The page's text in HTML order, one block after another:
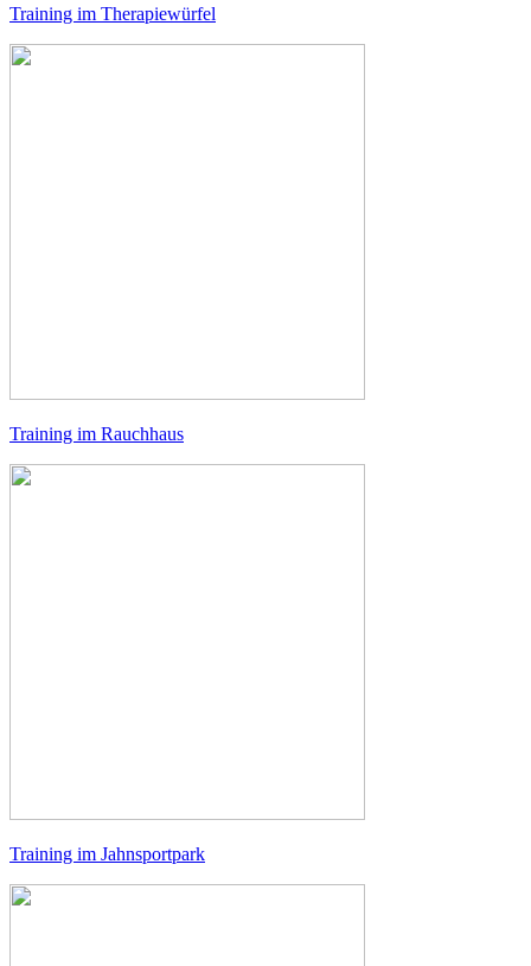
Training im Therapiewürfel
Training im Rauchhaus
Training im Jahnsportpark